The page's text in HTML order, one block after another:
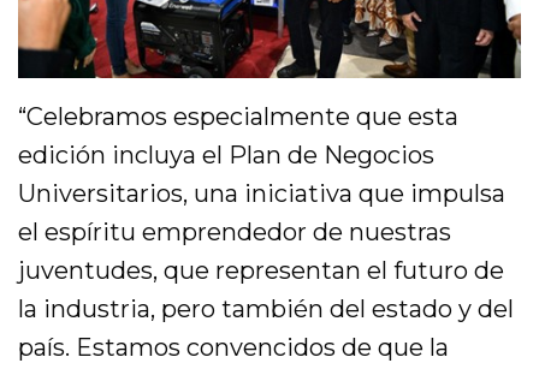
“Celebramos especialmente que esta
edición incluya el Plan de Negocios
Universitarios, una iniciativa que impulsa
el espíritu emprendedor de nuestras
juventudes, que representan el futuro de
la industria, pero también del estado y del
país. Estamos convencidos de que la